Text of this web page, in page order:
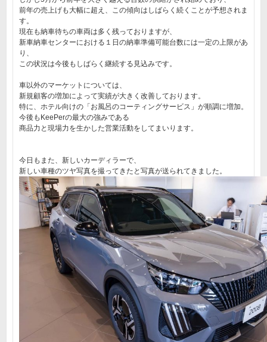
前年の売上げも大幅に超え、この傾向はしばらく続くことが予想されま
す。
現在も納車待ちの車両は多く残っておりますが、
新車納車センターにおける１日の納車準備可能台数には一定の上限があ
り、
この状況は今後もしばらく継続する見込みです。
車以外のマーケットについては、
新規顧客の増加によって実績が大きく改善しております。
特に、ホテル向けの「お風呂のコーティングサービス」が順調に増加。
今後もKeePerの最大の強みである
商品力と現場力を生かした営業活動をしてまいります。
今日もまた、新しいカーディラーで、
新しい車種のツヤ写真を撮ってきたと写真が送られてきました。